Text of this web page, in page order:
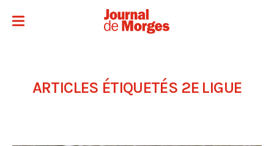
ARTICLES ÉTIQUETÉS 2E LIGUE